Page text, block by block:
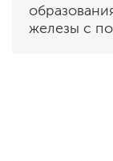
железы с